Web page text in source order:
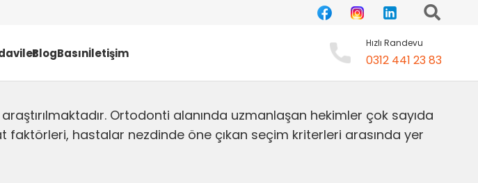
BlogBasınİletişim
Hızlı Randevu
0312 441 23 83
Ortodonti alanında uzmanlaşan hekimler çok sayıda
faktörleri, hastalar nezdinde öne çıkan seçim kriterleri arasında yer